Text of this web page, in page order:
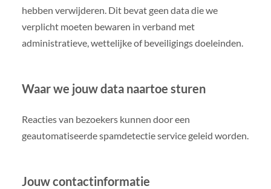
hebben verwijderen. Dit bevat geen data die we
verplicht moeten bewaren in verband met
administratieve, wettelijke of beveiligings doeleinden.
Waar we jouw data naartoe sturen
Reacties van bezoekers kunnen door een
geautomatiseerde spamdetectie service geleid worden.
Jouw contactinformatie